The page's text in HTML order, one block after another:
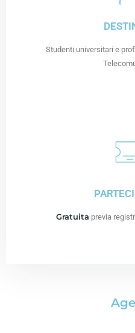
Studenti universitari e
Gratuita previa